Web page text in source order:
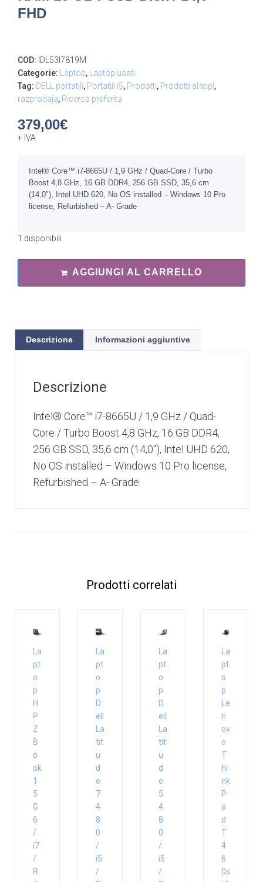
FHD
COD: IDL53I7819M
Categorie: Laptop, Laptop usati
Tag: DELL portatili, Portatili i5, Prodotti, Prodotti al top!,
razprodaja, Ricerca preferita
379,00€
+ IVA
Intel® Core™ i7-8665U / 1,9 GHz / Quad-Core / Turbo
Boost 4,8 GHz, 16 GB DDR4, 256 GB SSD, 35,6 cm
(14,0″), Intel UHD 620, No OS installed – Windows 10 Pro
license, Refurbished – A- Grade
1 disponibili
AGGIUNGI AL CARRELLO
Descrizione Informazioni aggiuntive
Descrizione
Intel® Core™ i7-8665U / 1,9 GHz / Quad-
Core / Turbo Boost 4,8 GHz, 16 GB DDR4,
256 GB SSD, 35,6 cm (14,0″), Intel UHD 620,
No OS installed – Windows 10 Pro license,
Refurbished – A- Grade
Prodotti correlati
La
pt
o
p
H
P
Z
B
o
ok
1
5
G
6
/
i7
/
R
La
pt
o
p
D
ell
La
tit
u
d
e
7
4
8
0
/
i5
/
La
pt
o
p
D
ell
La
tit
u
d
e
5
4
8
0
/
i5
/
La
pt
o
p
Le
n
ov
o
T
hi
nk
P
a
d
T
4
6
0s